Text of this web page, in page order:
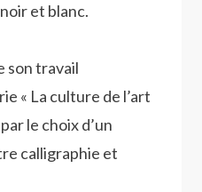
et blanc.
son travail
« La culture de l’art
le choix d’un
calligraphie et